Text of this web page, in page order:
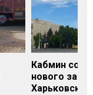
Кабмин
нового